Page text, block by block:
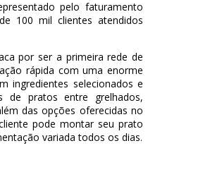
pelo faturamento
100 mil clientes atendidos
por ser a primeira rede de
rápida com uma enorme
ingredientes selecionados e
de pratos entre grelhados,
das opções oferecidas no
pode montar seu prato
variada todos os dias.